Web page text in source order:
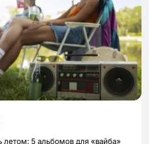
летом: 5 альбомов для «вайба»